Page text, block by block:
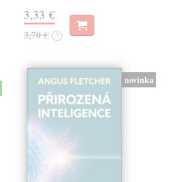
3,33 €
3,70 € ?
novinka